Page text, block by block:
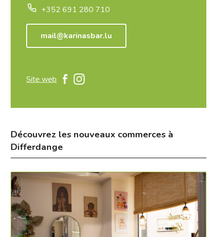
+352 691 280 710
mail@karinasbar.lu
Site web
Découvrez les nouveaux commerces à
Differdange